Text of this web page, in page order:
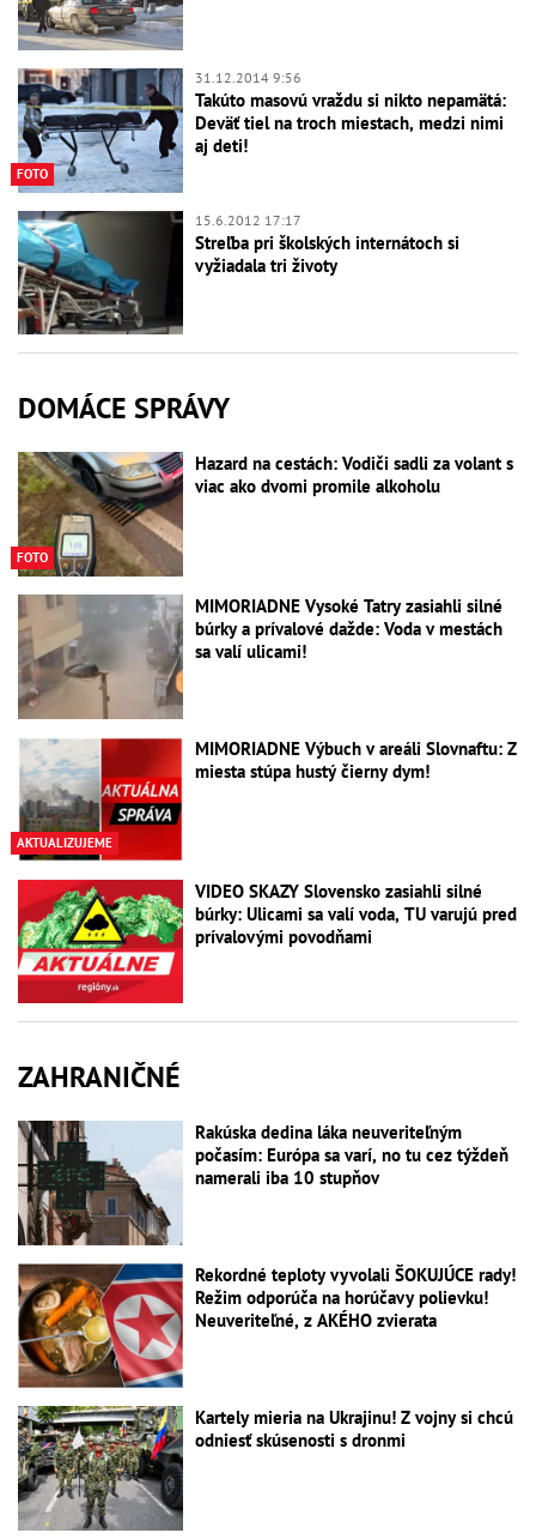
FOTO
31.12.2014 9:56
Takúto masovú vraždu si nikto nepamätá:
Deväť tiel na troch miestach, medzi nimi
aj deti!
15.6.2012 17:17
Streľba pri školských internátoch si
vyžiadala tri životy
DOMÁCE SPRÁVY
FOTO
Hazard na cestách: Vodiči sadli za volant s
viac ako dvomi promile alkoholu
MIMORIADNE Vysoké Tatry zasiahli silné
búrky a prívalové dažde: Voda v mestách
sa valí ulicami!
AKTUALIZUJEME
MIMORIADNE Výbuch v areáli Slovnaftu: Z
miesta stúpa hustý čierny dym!
VIDEO SKAZY Slovensko zasiahli silné
búrky: Ulicami sa valí voda, TU varujú pred
prívalovými povodňami
ZAHRANIČNÉ
Rakúska dedina láka neuveriteľným
počasím: Európa sa varí, no tu cez týždeň
namerali iba 10 stupňov
Rekordné teploty vyvolali ŠOKUJÚCE rady!
Režim odporúča na horúčavy polievku!
Neuveriteľné, z AKÉHO zvierata
Kartely mieria na Ukrajinu! Z vojny si chcú
odniesť skúsenosti s dronmi